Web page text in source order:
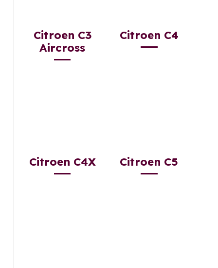
Citroen C3
Aircross
Citroen C4
Citroen C4X Citroen C5